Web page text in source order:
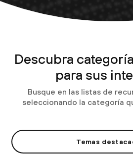
Descubra
para sus
Busque en las listas de
seleccionando la categoría
Temas